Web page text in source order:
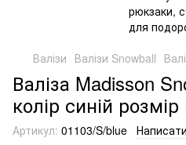
Валізи Валізи Snowball
Валіза Madisson
колір синій
Артикул: 01103/S/blue